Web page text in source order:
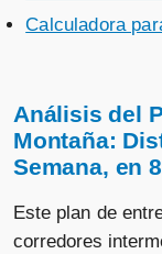
Calculadora
Análisis del
Montaña:
Semana, en
Este plan de
corredores